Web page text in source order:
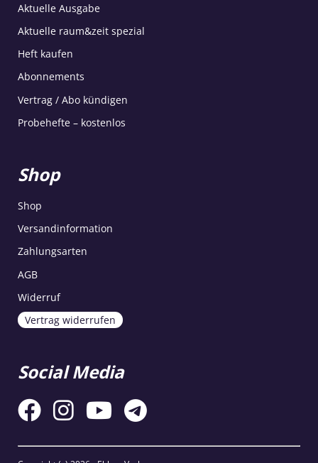
Aktuelle Ausgabe
Aktuelle raum&zeit spezial
Heft kaufen
Abonnements
Vertrag / Abo kündigen
Probehefte – kostenlos
Shop
Shop
Versandinformation
Zahlungsarten
AGB
Widerruf
Vertrag widerrufen
Social Media